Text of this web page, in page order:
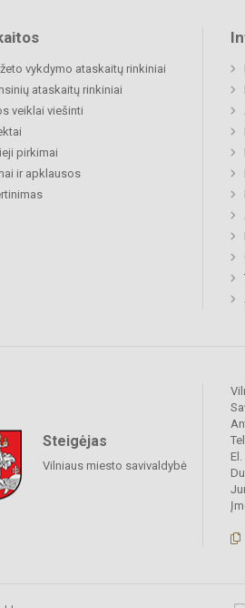
vykdymo ataskaitų rinkiniai
ataskaitų rinkiniai
veiklai viešinti
pirkimai
ir apklausos
Steigėjas
Vilniaus miesto savivaldybė
El.